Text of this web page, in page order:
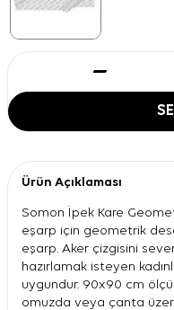
Ürün Açıklaması
Somon İpek Kare
eşarp için geometrik
eşarp. Aker çizgisini
hazırlamak isteyen
uygundur. 90x90 cm
omuzda veya çanta